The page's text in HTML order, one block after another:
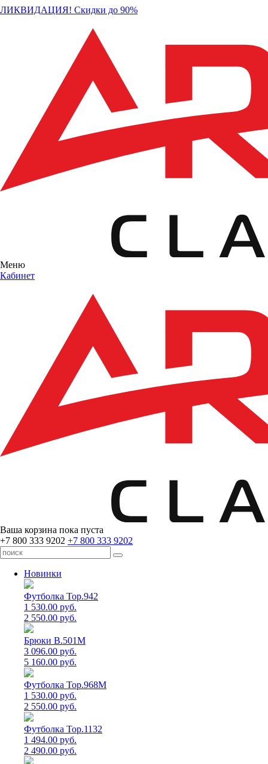
ЛИКВИДАЦИЯ! Скидки до 90%
Меню
Кабинет
Ваша корзина пока пуста
+7 800 333 9202 +7 800 333 9202
Новинки
Футболка Top.942
1 530.00 руб.
2 550.00 руб.
Брюки B.501M
3 096.00 руб.
5 160.00 руб.
Футболка Top.968M
1 530.00 руб.
2 550.00 руб.
Футболка Top.1132
1 494.00 руб.
2 490.00 руб.